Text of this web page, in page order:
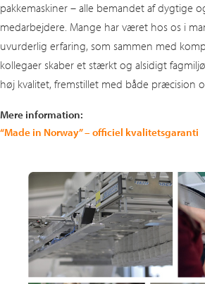
pakkemaskiner – alle bemandet af dygtige
medarbejdere. Mange har været hos os i
uvurderlig erfaring, som sammen med
kollegaer skaber et stærkt og alsidigt
høj kvalitet, fremstillet med både præcision
Mere information:
“Made in Norway” – officiel kvalitetsgaranti